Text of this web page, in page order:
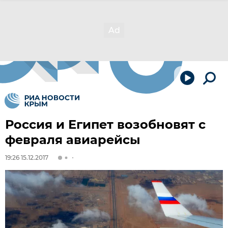
Россия и Египет возобновят с
февраля авиарейсы
19:26 15.12.2017